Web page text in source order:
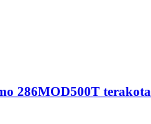
286MOD500T terakota